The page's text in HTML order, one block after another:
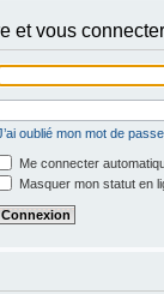
et vous
oublié mon mot de passe
Me connecter
Masquer mon statut en